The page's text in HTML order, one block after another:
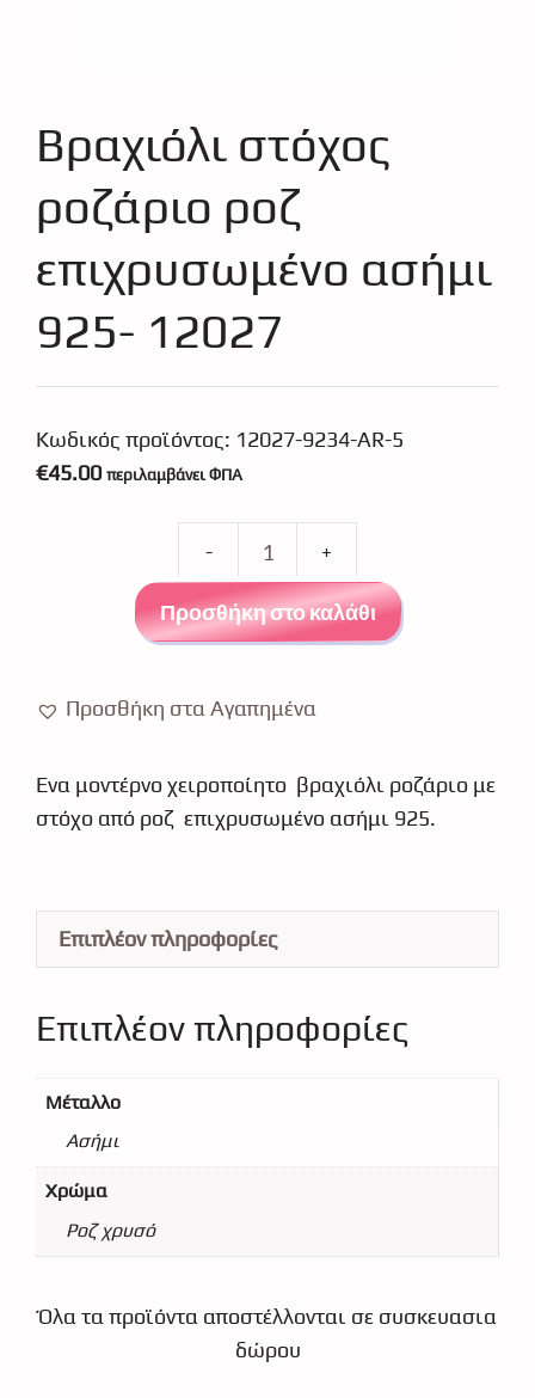
Βραχιόλι στόχος
ροζάριο ροζ
επιχρυσωμένο ασήμι
925- 12027
Κωδικός προϊόντος: 12027-9234-AR-5
€45.00 περιλαμβάνει ΦΠΑ
στόχος
ροζάριο
12027
ποσότητα
Προσθήκη στο καλάθι
Προσθήκη στα Αγαπημένα
Ένα μοντέρνο χειροποίητο βραχιόλι ροζάριο με
στόχο από ροζ επιχρυσωμένο ασήμι 925.
Επιπλέον πληροφορίες
Επιπλέον πληροφορίες
Μέταλλο
Ασήμι
Χρώμα
Ροζ χρυσό
Όλα τα προϊόντα αποστέλλονται σε συσκευασια
δώρου